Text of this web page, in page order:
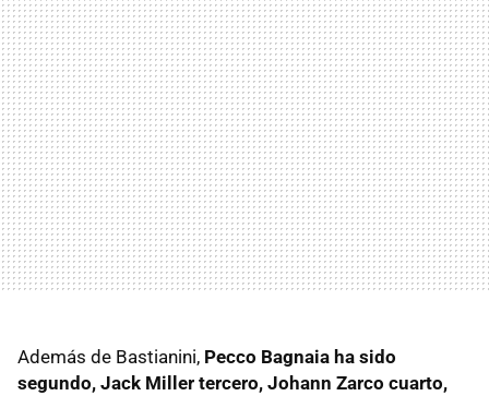
Además de Bastianini, Pecco Bagnaia ha sido
segundo, Jack Miller tercero, Johann Zarco cuarto,